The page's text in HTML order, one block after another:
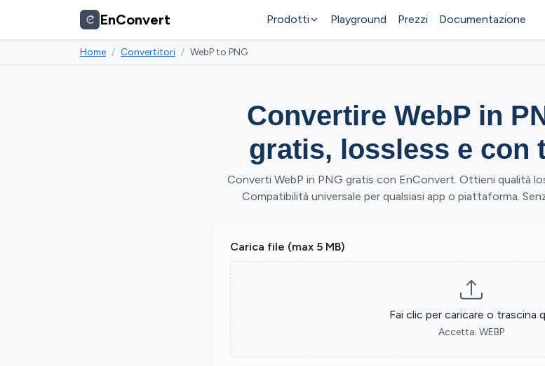
EnConvert Prodotti Playground Prezzi Documentazione
Home Convertitori WebP to PNG
Convertire WebP in
gratis, lossless e con
Converti WebP in PNG gratis con EnConvert. Ottieni qualità
Compatibilità universale per qualsiasi app o piattaforma.
Carica file (max 5 MB)
Fai clic per caricare o trascina
Accetta: WEBP